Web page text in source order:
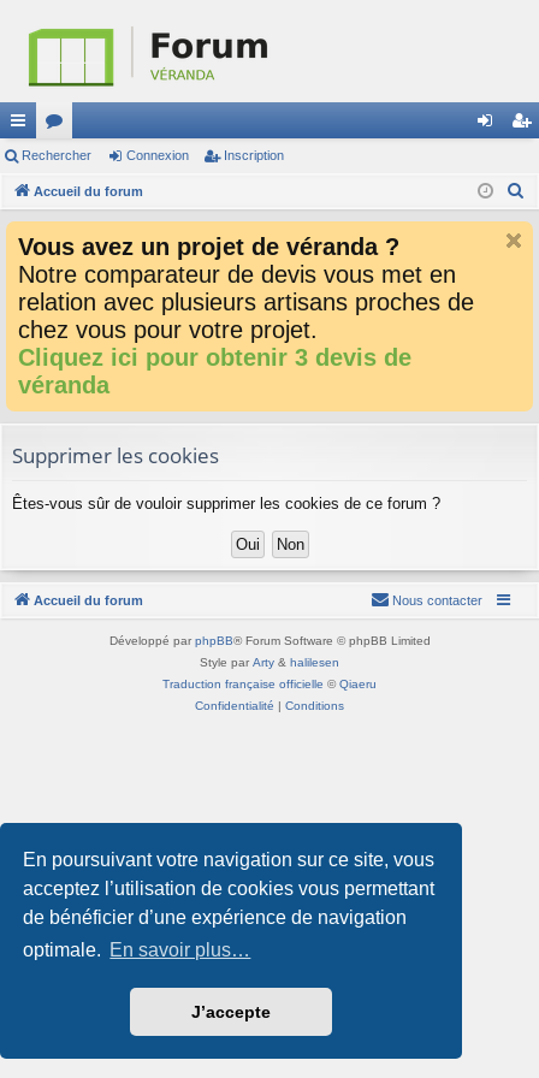
En poursuivant votre navigation sur ce site, vous
acceptez l’utilisation de cookies vous permettant
de bénéficier d’une expérience de navigation
optimale. En savoir plus…
J’accepte
ac
co
ci
or
u
s
ne cri
Rechercher Connexion Inscription
Accueil du forum
r
Vous avez un projet de véranda ?
Notre comparateur de devis vous met en
relation avec plusieurs artisans proches de
chez vous pour votre projet.
Cliquez ici pour obtenir 3 devis de
véranda
Supprimer les cookies
Êtes-vous sûr de vouloir supprimer les cookies de ce forum ?
Accueil du forum Nous contacter
Développé par phpBB® Forum Software © phpBB Limited
Style par Arty & halilesen
Traduction française officielle ©Qiaeru
Confidentialité | Conditions